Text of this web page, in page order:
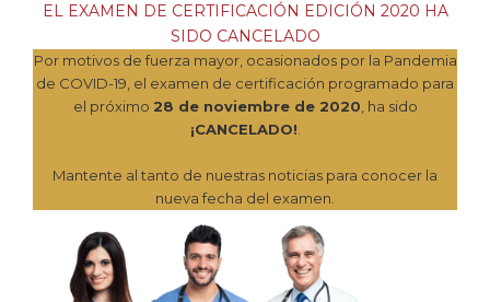
EL EXAMEN DE CERTIFICACIÓN EDICIÓN 2020 HA
SIDO CANCELADO
Por motivos de fuerza mayor, ocasionados por la Pandemia
de COVID-19, el examen de certificación programado para
el próximo 28 de noviembre de 2020 , ha sido
¡CANCELADO!
Mantente al tanto de nuestras noticias para conocer la
nueva fecha del examen.